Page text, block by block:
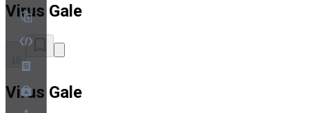
Virus Gale
Virus Gale